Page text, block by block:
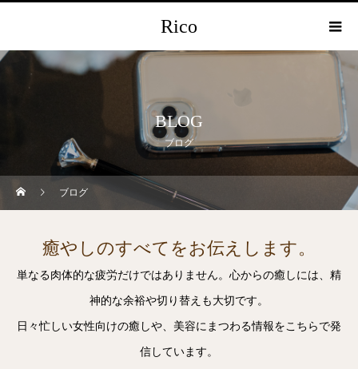
Rico
BLOG
ブログ
ブログ
癒やしのすべてをお伝えします。
単なる肉体的な疲労だけではありません。心からの癒しには、精
神的な余裕や切り替えも大切です。
日々忙しい女性向けの癒しや、美容にまつわる情報をこちらで発
信しています。